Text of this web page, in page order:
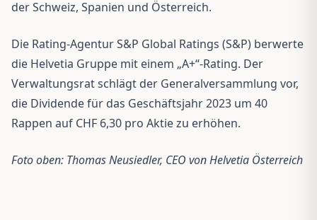
der Schweiz, Spanien und Österreich.
Die Rating-Agentur S&P Global Ratings (S&P) berwerte
die Helvetia Gruppe mit einem „A+“-Rating. Der
Verwaltungsrat schlägt der Generalversammlung vor,
die Dividende für das Geschäftsjahr 2023 um 40
Rappen auf CHF 6,30 pro Aktie zu erhöhen.
Foto oben: Thomas Neusiedler, CEO von Helvetia Österreich